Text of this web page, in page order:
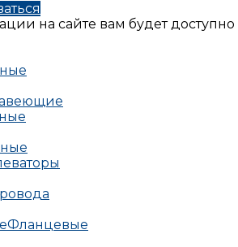
на сайте вам будет
Фланцевые